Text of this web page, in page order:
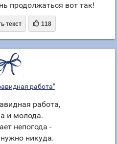
продолжаться вот так!
текст  118
работа"
работа,
и молода.
непогода -
никуда.